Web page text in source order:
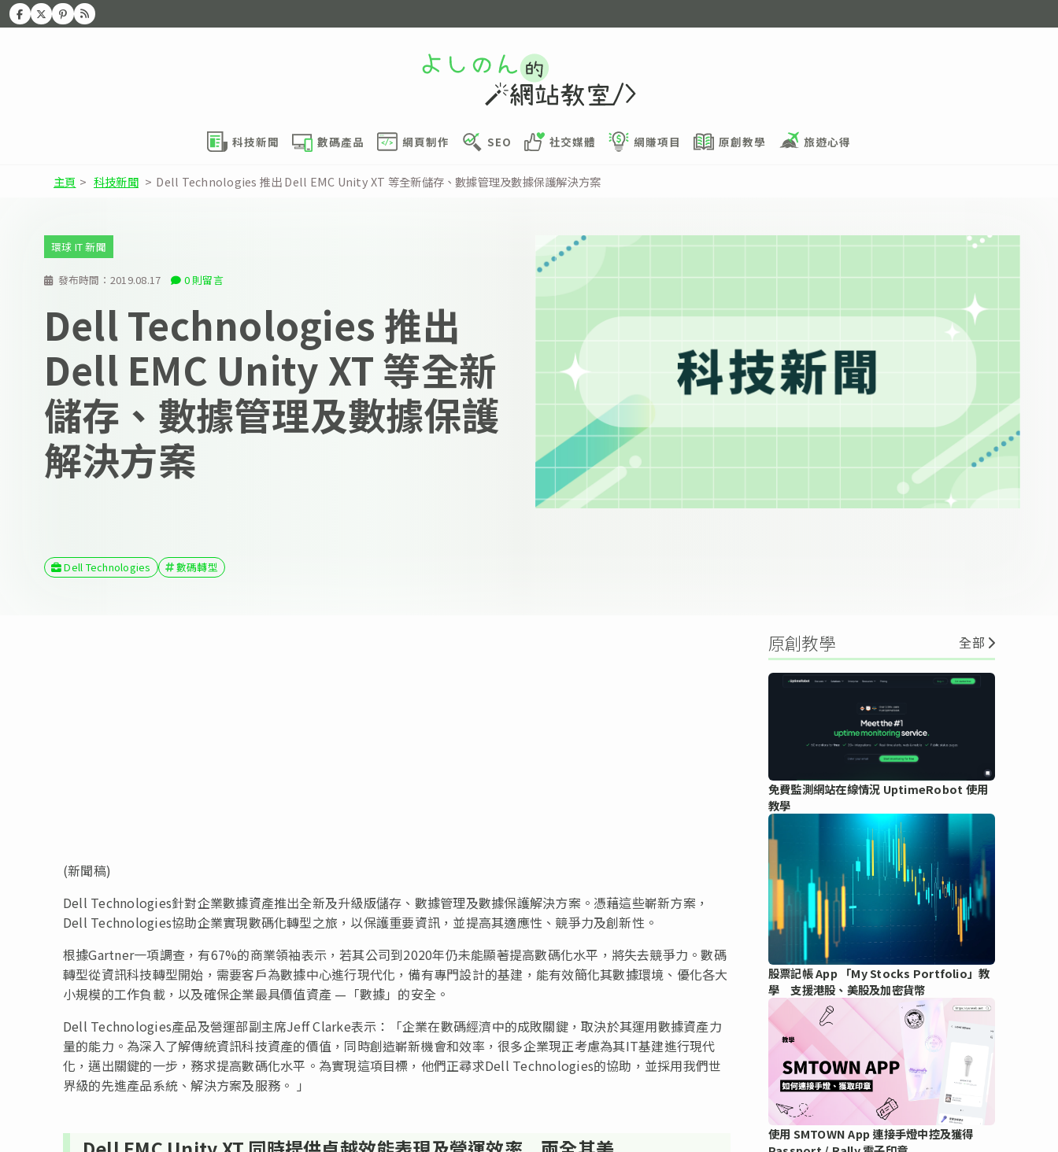
科技新聞 數碼產品 網頁制作 SEO 社交媒體 網賺項目 原創教學 旅遊心得
主頁 > 科技新聞 > Dell Technologies 推出 Dell EMC Unity XT 等全新儲存、數據管理及數據保護解決方案
發布時間： 2019.08.17 0 則留言
環球 IT 新聞
Dell Technologies 推出
Dell EMC Unity XT 等全新
儲存、數據管理及數據保護
解決方案
Dell Technologies 數碼轉型
(新聞稿)
Dell Technologies針對企業數據資產推出全新及升級版儲存、數據管理及數據保護解決方案。憑藉這些嶄新方案，
Dell Technologies協助企業實現數碼化轉型之旅，以保護重要資訊，並提高其適應性、競爭力及創新性。
根據Gartner一項調查，有67%的商業領袖表示，若其公司到2020年仍未能顯著提高數碼化水平，將失去競爭力。數碼
轉型從資訊科技轉型開始，需要客戶為數據中心進行現代化，備有專門設計的基建，能有效簡化其數據環境、優化各大
小規模的工作負載，以及確保企業最具價值資產 —「數據」的安全。
Dell Technologies產品及營運部副主席Jeff Clarke表示：「企業在數碼經濟中的成敗關鍵，取決於其運用數據資產力
量的能力。為深入了解傳統資訊科技資產的價值，同時創造嶄新機會和效率，很多企業現正考慮為其IT基建進行現代
化，邁出關鍵的一步，務求提高數碼化水平。為實現這項目標，他們正尋求Dell Technologies的協助，並採用我們世
界級的先進產品系統、解決方案及服務。 」
原創教學 全部
免費監測網站在線情況 UptimeRobot 使用
教學
股票記帳 App 「My Stocks Portfolio」教
學 支援港股、美股及加密貨幣
使用 SMTOWN App 連接手燈中控及獲得